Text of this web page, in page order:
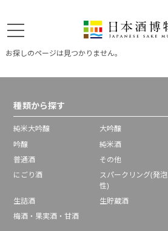
お探しのページは見つかりません。
種類から探す
純米大吟醸 大吟醸
吟醸
純米酒
普通酒
その他
にごり酒
スパークリング(発泡
性)
生詰酒 生貯蔵酒
梅酒・果実酒・甘酒